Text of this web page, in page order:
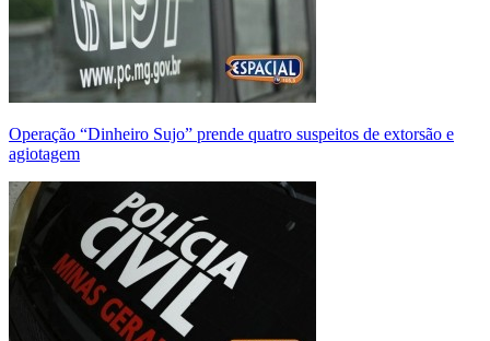
Operação “Dinheiro Sujo” prende quatro suspeitos de extorsão e
agiotagem